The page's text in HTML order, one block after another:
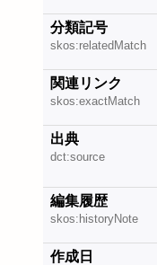
分類記号
skos:relatedMatch
関連リンク
skos:exactMatch
出典
dct:source
編集履歴
skos:historyNote
作成日